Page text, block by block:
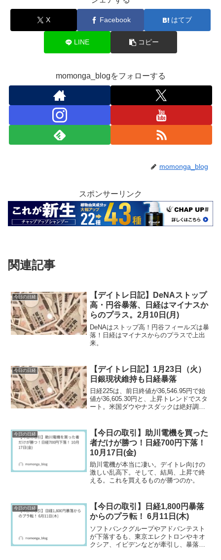
X Facebook はてブ
LINE コピー
momonga_blogをフォローする
momonga_blog
スポンサーリンク
関連記事
今日の日経
【デイトレ日記】DeNAストップ
高・円谷暴落、日経はマイナスか
らのプラス。2月10日(月)
DeNAはストップ高！円谷フィールズは暴
落！日経はマイナスからのプラスで上出
来。
今日の日経
【デイトレ日記】1月23日（火）
日銀現状維持も日経暴落
日経225は、前日終値が36,546.95円で始
値が36,605.30円と、上昇トレンドでスタ
ート。米国ダウやナスダックは絶好調を
今日の日経
【今日の取引】助川電機を買った
者だけが勝つ！日経700円下落！
10月17日(金)
助川電機が本当に凄い。デイトレ向けの
激しい乱高下。そして、結局、上昇で終
える。これを買えるものが勝つのか。
今日の日経
【今日の取引】日経1,800円暴落
からのプラ転！ 6月11日(木)
ソフトバンクグループやアドバンテスト
が下落するも、東京エレクトロンやキオ
クシア、イビデンなどが牽引し、暴落か